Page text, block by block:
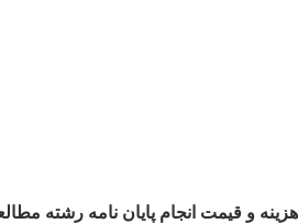
هزینه و قیمت انجام پایان نامه رشته